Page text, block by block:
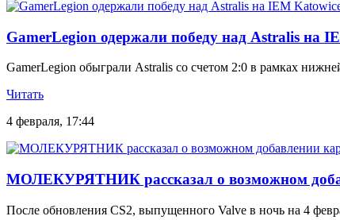
GamerLegion одержали победу над Astralis на
GamerLegion обыграли Astralis со счетом 2:0 в рамках
Читать
4 февраля, 17:44
МОЛЕКУРЯТНИК рассказал о возможном
После обновления CS2, выпущенного Valve в ночь на 4